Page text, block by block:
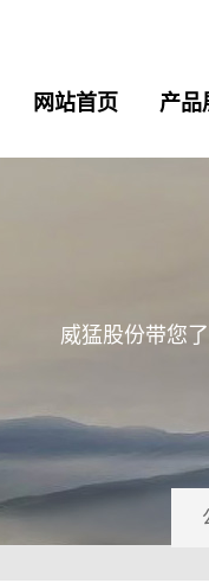
网站首页 产品
威猛股份带您